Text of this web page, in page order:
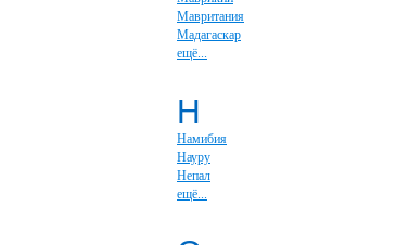
Мавритания
Мадагаскар
ещё...
Н
Намибия
Науру
Непал
ещё...